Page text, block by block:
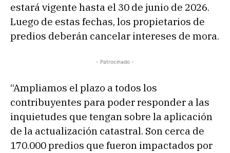
estará vigente hasta el 30 de junio de 2026.
Luego de estas fechas, los propietarios de
predios deberán cancelar intereses de mora.
- Patrocinado -
“Ampliamos el plazo a todos los
contribuyentes para poder responder a las
inquietudes que tengan sobre la aplicación
de la actualización catastral. Son cerca de
170.000 predios que fueron impactados por